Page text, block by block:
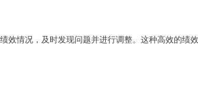
效情况，及时发现问题并进行调整。这种高效的绩